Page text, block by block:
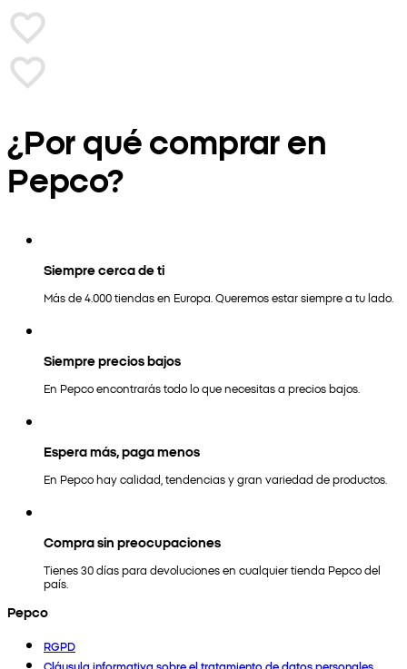
¿Por qué comprar en
Pepco?
Siempre cerca de ti
Más de 4.000 tiendas en Europa. Queremos estar siempre a tu lado.
Siempre precios bajos
En Pepco encontrarás todo lo que necesitas a precios bajos.
Espera más, paga menos
En Pepco hay calidad, tendencias y gran variedad de productos.
Compra sin preocupaciones
Tienes 30 días para devoluciones en cualquier tienda Pepco del
país.
Pepco
RGPD
Cláusula informativa sobre el tratamiento de datos personales